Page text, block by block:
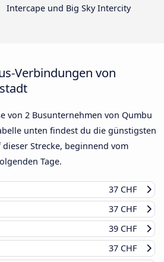
Intercape und Big Sky Intercity
Verbindungen von
von 2 Busunternehmen von Qumbu
unten findest du die günstigsten
Strecke, beginnend vom
Tage.
37 CHF
37 CHF
39 CHF
37 CHF